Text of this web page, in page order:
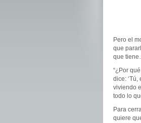
Pero el
que
que
“¿Por
dice:
viviendo
todo lo
Para
quiere